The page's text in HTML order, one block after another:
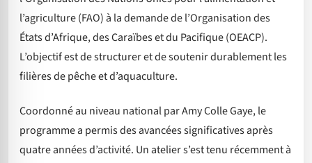
l’agriculture (FAO) à la demande de l’Organisation des
États d’Afrique, des Caraïbes et du Pacifique (OEACP).
L’objectif est de structurer et de soutenir durablement les
filières de pêche et d’aquaculture.
Coordonné au niveau national par Amy Colle Gaye, le
programme a permis des avancées significatives après
quatre années d’activité. Un atelier s’est tenu récemment à